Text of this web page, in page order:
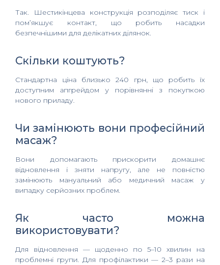
Так. Шестикінцева конструкція розподіляє тиск і
пом’якшує контакт, що робить насадки
безпечнішими для делікатних ділянок.
Скільки коштують?
Стандартна ціна близько 240 грн, що робить їх
доступним апгрейдом у порівнянні з покупкою
нового приладу.
Чи замінюють вони професійний
масаж?
Вони допомагають прискорити домашнє
відновлення і зняти напругу, але не повністю
замінюють мануальний або медичний масаж у
випадку серйозних проблем.
Як часто можна
використовувати?
Для відновлення — щоденно по 5–10 хвилин на
проблемні групи. Для профілактики — 2–3 рази на